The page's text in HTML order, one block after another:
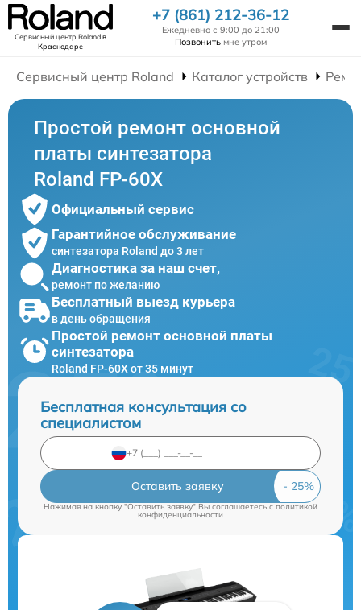
Сервисный центр Rolandв
Краснодаре
+7 (861) 212-36-12
Ежедневно с 9:00 до 21:00
Позвонить мне утром
Сервисный центр Roland Каталог устройств
Простой ремонт основной
платы синтезатора
Roland FP-60X
Официальный сервис
Гарантийное обслуживание
синтезатора Roland до 3 лет
Диагностика за наш счет,
ремонт по желанию
Бесплатный выезд курьера
в день обращения
Простой ремонт основной платы
синтезатора
Roland FP-60X от 35 минут
Бесплатная консультация со
специалистом
Оставить заявку
Нажимая на кнопку "Оставить заявку" Вы соглашаетесь cполитикой
конфиденциальности